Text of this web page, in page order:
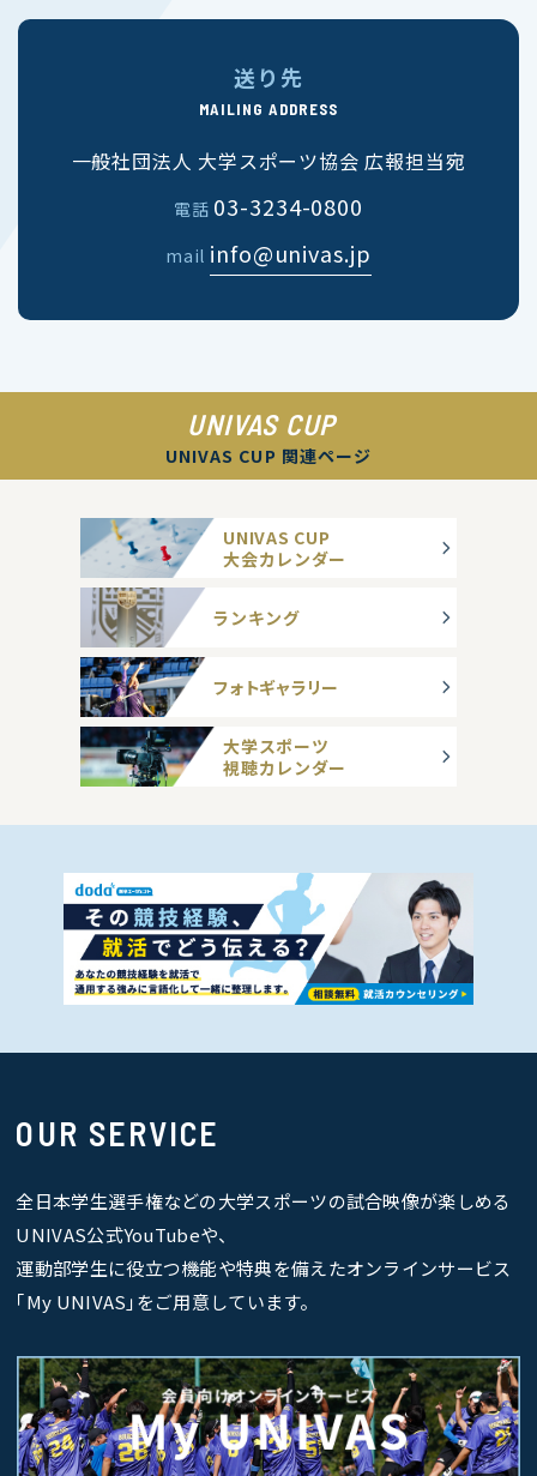
送り先
MAILING ADDRESS
一般社団法人 大学スポーツ協会 広報担当宛
電話 03-3234-0800
mail info@univas.jp
UNIVAS CUP
UNIVAS CUP 関連ページ
UNIVAS CUP
大会カレンダー
ランキング
フォトギャラリー
大学スポーツ
視聴カレンダー
OUR SERVICE
全日本学生選手権などの大学スポーツの試合映像が楽しめる
UNIVAS公式YouTubeや、
運動部学生に役立つ機能や特典を備えたオンラインサービス
｢My UNIVAS｣をご用意しています。